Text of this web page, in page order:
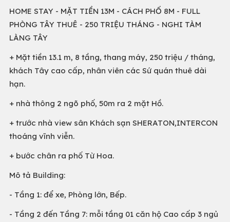
HOME STAY - MẶT TIỀN 13M - CÁCH PHỐ 8M - FULL
PHÒNG TÂY THUÊ - 250 TRIỆU THÁNG - NGHI TÀM
LÀNG TÂY
+ Mặt tiền 13.1 m, 8 tầng, thang máy, 250 triệu / tháng,
khách Tây cao cấp, nhân viên các Sứ quán thuê dài
hạn.
+ nhà thông 2 ngõ phố, 50m ra 2 mặt Hồ.
+ trước nhà view sân Khách sạn SHERATON,INTERCON
thoáng vĩnh viễn.
+ bước chân ra phố Từ Hoa.
Mô tả Building:
- Tầng 1: để xe, Phòng lớn, Bếp.
- Tầng 2 đến Tầng 7: mỗi tầng 01 căn hộ Cao cấp 3 ngủ